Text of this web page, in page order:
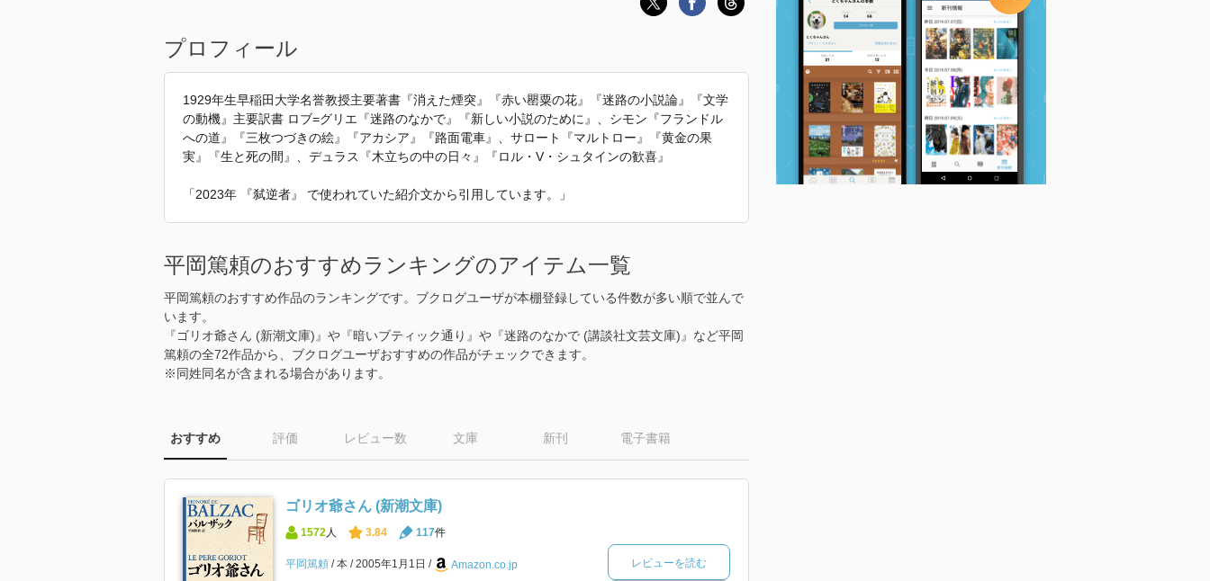
プロフィール
1929年生早稲田大学名誉教授主要著書『消えた煙突』『赤い罌粟の花』『迷路の小説論』『文学
の動機』主要訳書 ロブ=グリエ『迷路のなかで』『新しい小説のために』、シモン『フランドル
への道』『三枚つづきの絵』『アカシア』『路面電車』、サロート『マルトロー』『黄金の果
実』『生と死の間』、デュラス『木立ちの中の日々』『ロル・V・シュタインの歓喜』
「2023年 『弑逆者』 で使われていた紹介文から引用しています。」
平岡篤頼のおすすめランキングのアイテム一覧
平岡篤頼のおすすめ作品のランキングです。ブクログユーザが本棚登録している件数が多い順で並んで
います。
『ゴリオ爺さん (新潮文庫)』や『暗いブティック通り』や『迷路のなかで (講談社文芸文庫)』など平岡
篤頼の全72作品から、ブクログユーザおすすめの作品がチェックできます。
※同姓同名が含まれる場合があります。
おすすめ 評価 レビュー数 文庫 新刊 電子書籍
ゴリオ爺さん (新潮文庫)
1572人 3.84 117件
平岡篤頼 本 2005年1月1日 Amazon.co.jp レビューを読む